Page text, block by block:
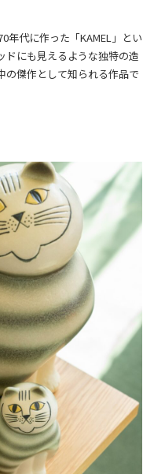
年代に作った「KAMEL」とい
ドにも見えるような独特の造
の傑作として知られる作品で